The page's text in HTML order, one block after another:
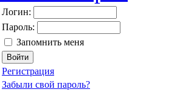
Логин:
Пароль:
Запомнить меня
Регистрация
Забыли свой пароль?